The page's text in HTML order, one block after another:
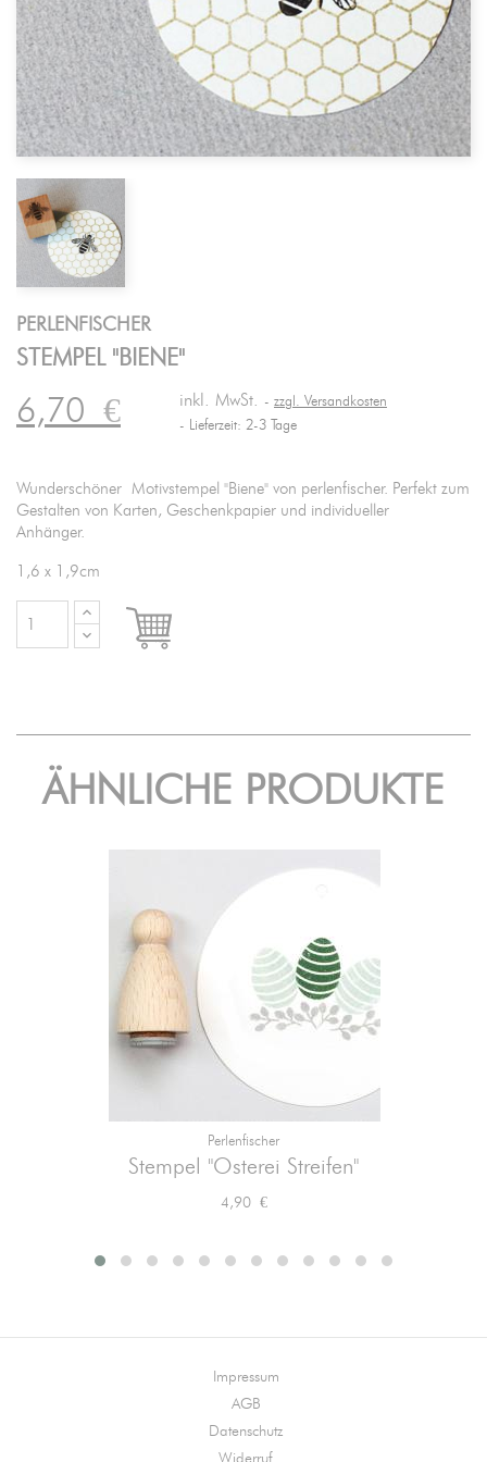
PERLENFISCHER
STEMPEL "BIENE"
6,70€ inkl. MwSt.
zzgl. Versandkosten
Lieferzeit: 2-3 Tage
Wunderschöner Motivstempel "Biene" von perlenfischer. Perfekt zum
Gestalten von Karten, Geschenkpapier und individueller
Anhänger.
1,6 x 1,9cm

ÄHNLICHE PRODUKTE
Perlenfischer
Stempel "Osterei Streifen"
Preis
4,90 €
Impressum
AGB
Datenschutz
Widerruf